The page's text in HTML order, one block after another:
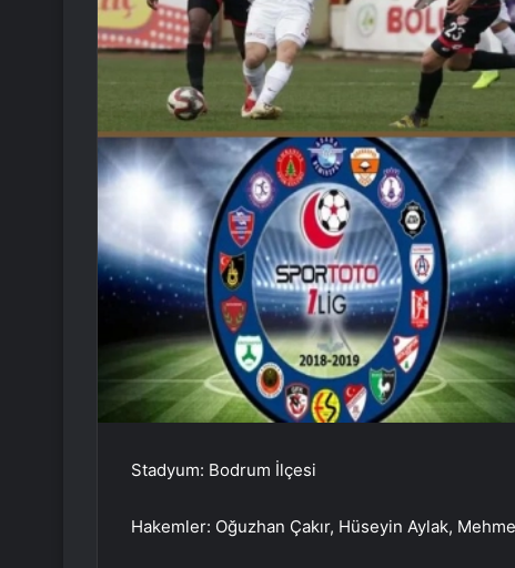
Stadyum: Bodrum İlçesi
Hakemler: Oğuzhan Çakır, Hüseyin Aylak,